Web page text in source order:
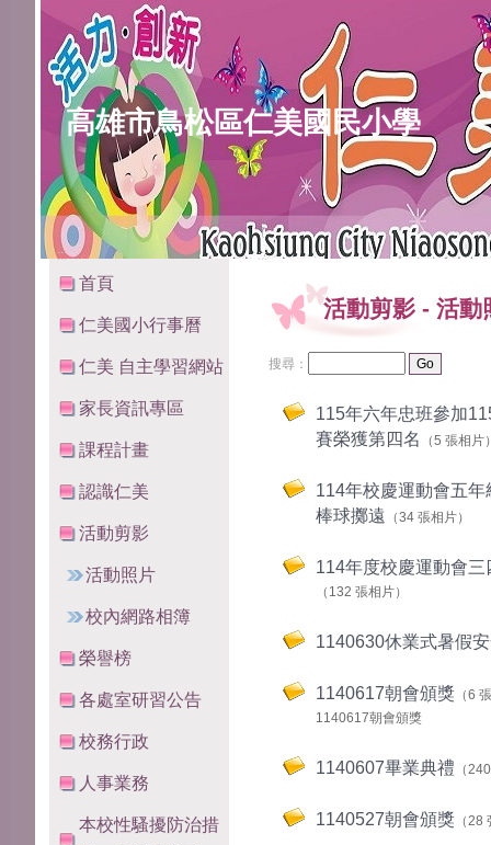
高雄市鳥松區仁美國民小學
:::
首頁
仁美國小行事曆
仁美 自主學習網站
家長資訊專區
課程計畫
認識仁美
活動剪影
活動照片
校內網路相簿
榮譽榜
各處室研習公告
校務行政
人事業務
本校性騷擾防治措
:::
活動剪影 - 活動
搜尋：
115年六年忠班參加
賽榮獲第四名
（5 張相片
114年校慶運動會五
棒球擲遠 （34 張相片）
114年度校慶運動會
（132 張相片）
1140630休業式暑假
1140617朝會頒獎 （6
1140617朝會頒獎
1140607畢業典禮 （
1140527朝會頒獎 （28